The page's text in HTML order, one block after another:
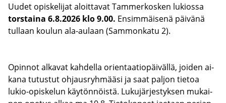
Uudet opis­ke­li­jat aloit­ta­vat Tam­mer­kos­ken lu­kios­sa
tors­tai­na 6.8.2026 klo 9.00. En­sim­mäi­se­nä päi­vä­nä
tul­laan kou­lun ala-​aulaan (Sam­mon­ka­tu 2).
Opin­not al­ka­vat kah­del­la orien­taa­tio­päi­väl­lä, joi­den ai­
ka­na tu­tus­tut oh­jaus­ryh­mää­si ja saat pal­jon tie­toa
lukio-​opiskelun käy­tön­nöis­tä. Lu­ku­jär­jes­tyk­sen mu­kai­